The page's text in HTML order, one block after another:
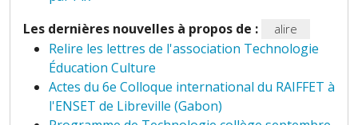
Les dernières nouvelles à propos de :
alire
Relire les lettres de l'association Technologie
Éducation Culture
Actes du 6e Colloque international du RAIFFET à
l'ENSET de Libreville (Gabon)